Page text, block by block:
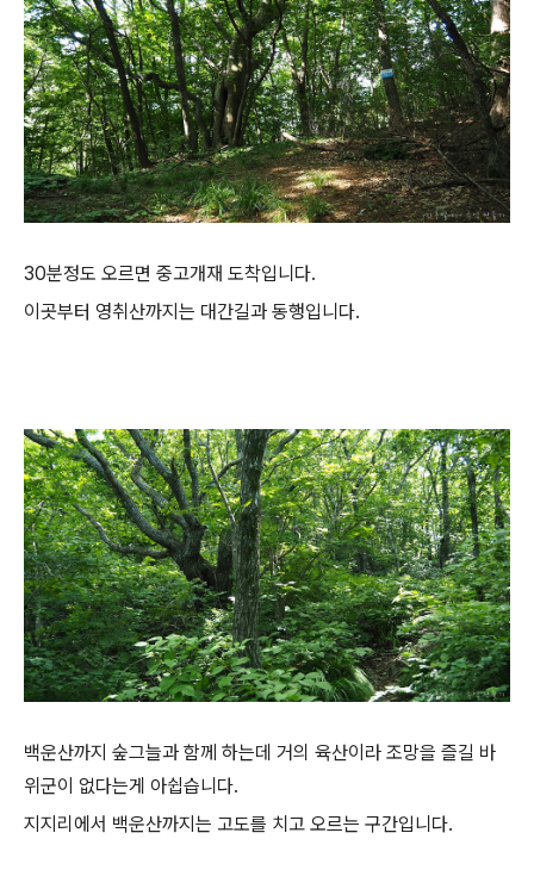
30분정도 오르면 중고개재 도착입니다.
이곳부터 영취산까지는 대간길과 동행입니다.
백운산까지 숲그늘과 함께 하는데 거의 육산이라 조망을 즐길 바
위군이 없다는게 아쉽습니다.
지지리에서 백운산까지는 고도를 치고 오르는 구간입니다.